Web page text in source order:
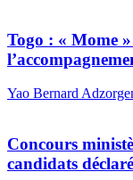
Togo : « Mome
Yao Bernard
Concours
candidats